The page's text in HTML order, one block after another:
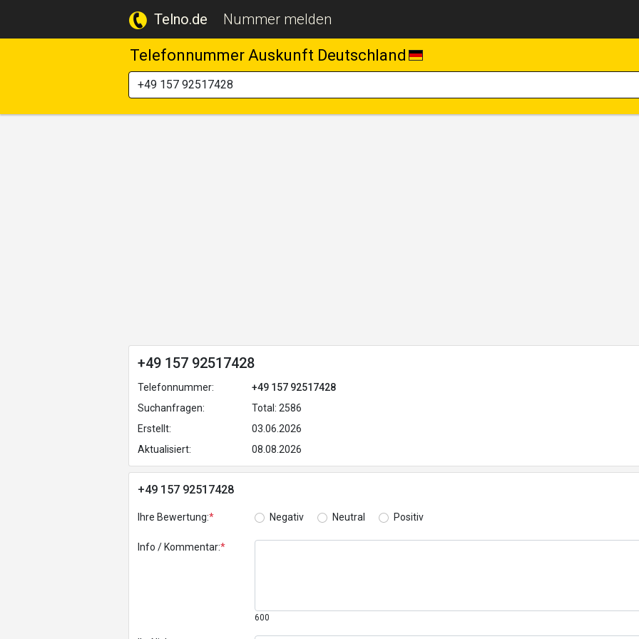
Telno.de Nummer melden
Telefonnummer Auskunft Deutschland
+49 157 92517428
Telefonnummer:
+49 157 92517428
Suchanfragen:
Total: 2586
Erstellt:
03.06.2026
Aktualisiert:
08.08.2026
+49 157 92517428
Ihre Bewertung:* Negativ Neutral Positiv
Info / Kommentar:*
600